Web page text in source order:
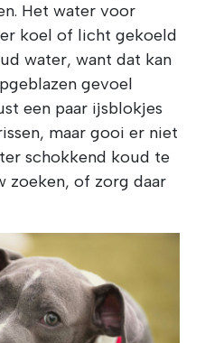
Het water voor
koel of licht gekoeld
water, want dat kan
gevoel
een paar ijsblokjes
maar gooi er niet
schokkend koud te
zoeken, of zorg daar